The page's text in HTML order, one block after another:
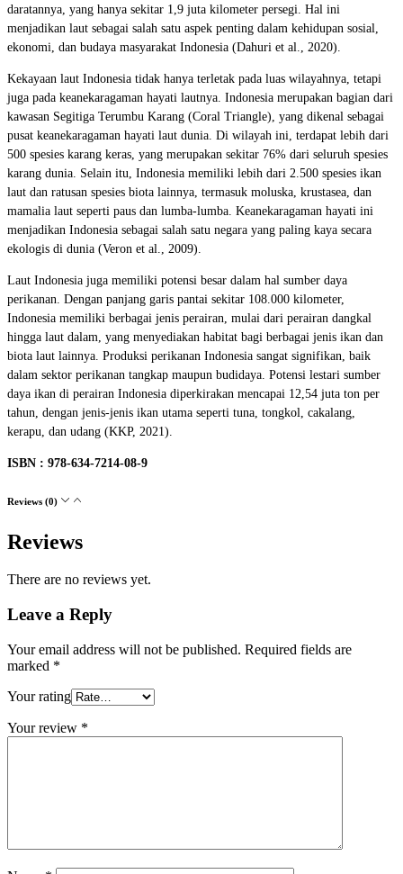
daratannya, yang hanya sekitar 1,9 juta kilometer persegi. Hal ini
menjadikan laut sebagai salah satu aspek penting dalam kehidupan sosial,
ekonomi, dan budaya masyarakat Indonesia (Dahuri et al., 2020).
Kekayaan laut Indonesia tidak hanya terletak pada luas wilayahnya, tetapi
juga pada keanekaragaman hayati lautnya. Indonesia merupakan bagian dari
kawasan Segitiga Terumbu Karang (Coral Triangle), yang dikenal sebagai
pusat keanekaragaman hayati laut dunia. Di wilayah ini, terdapat lebih dari
500 spesies karang keras, yang merupakan sekitar 76% dari seluruh spesies
karang dunia. Selain itu, Indonesia memiliki lebih dari 2.500 spesies ikan
laut dan ratusan spesies biota lainnya, termasuk moluska, krustasea, dan
mamalia laut seperti paus dan lumba-lumba. Keanekaragaman hayati ini
menjadikan Indonesia sebagai salah satu negara yang paling kaya secara
ekologis di dunia (Veron et al., 2009).
Laut Indonesia juga memiliki potensi besar dalam hal sumber daya
perikanan. Dengan panjang garis pantai sekitar 108.000 kilometer,
Indonesia memiliki berbagai jenis perairan, mulai dari perairan dangkal
hingga laut dalam, yang menyediakan habitat bagi berbagai jenis ikan dan
biota laut lainnya. Produksi perikanan Indonesia sangat signifikan, baik
dalam sektor perikanan tangkap maupun budidaya. Potensi lestari sumber
daya ikan di perairan Indonesia diperkirakan mencapai 12,54 juta ton per
tahun, dengan jenis-jenis ikan utama seperti tuna, tongkol, cakalang,
kerapu, dan udang (KKP, 2021).
ISBN : 978-634-7214-08-9
Reviews (0)
Reviews
There are no reviews yet.
Leave a Reply
Your email address will not be published. Required fields are
marked *
Your rating
Your review *